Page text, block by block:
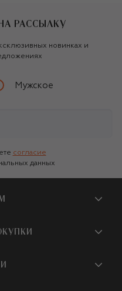
РАССЫЛКУ
новинках и
Мужское
согласие
данных
ЦУМ